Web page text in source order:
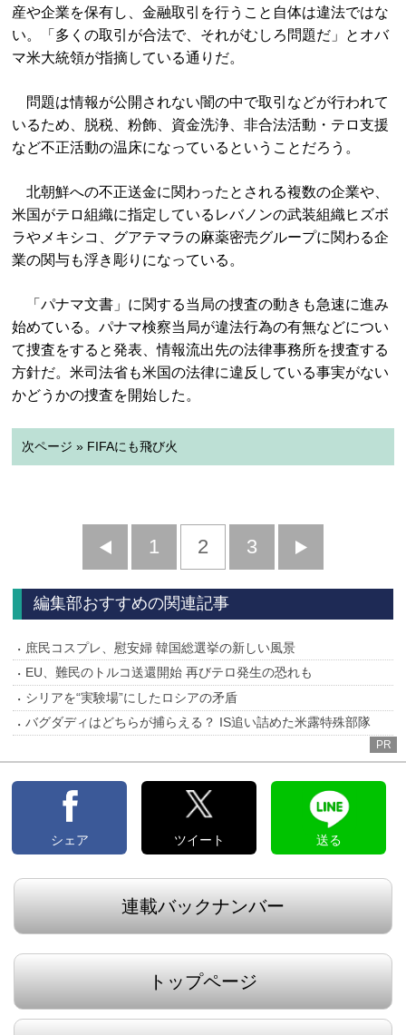
産や企業を保有し、金融取引を行うこと自体は違法ではな
い。「多くの取引が合法で、それがむしろ問題だ」とオバ
マ米大統領が指摘している通りだ。
問題は情報が公開されない闇の中で取引などが行われて
いるため、脱税、粉飾、資金洗浄、非合法活動・テロ支援
など不正活動の温床になっているということだろう。
北朝鮮への不正送金に関わったとされる複数の企業や、
米国がテロ組織に指定しているレバノンの武装組織ヒズボ
ラやメキシコ、グアテマラの麻薬密売グループに関わる企
業の関与も浮き彫りになっている。
「パナマ文書」に関する当局の捜査の動きも急速に進み
始めている。パナマ検察当局が違法行為の有無などについ
て捜査をすると発表、情報流出先の法律事務所を捜査する
方針だ。米司法省も米国の法律に違反している事実がない
かどうかの捜査を開始した。
次ページ » FIFAにも飛び火
前
へ
1 2 3
へ
編集部おすすめの関連記事
庶民コスプレ、慰安婦 韓国総選挙の新しい風景
EU、難民のトルコ送還開始 再びテロ発生の恐れも
シリアを“実験場”にしたロシアの矛盾
バグダディはどちらが捕らえる？ IS追い詰めた米露特殊部隊
PR
シェア ツイート 送る
連載バックナンバー
トップページ